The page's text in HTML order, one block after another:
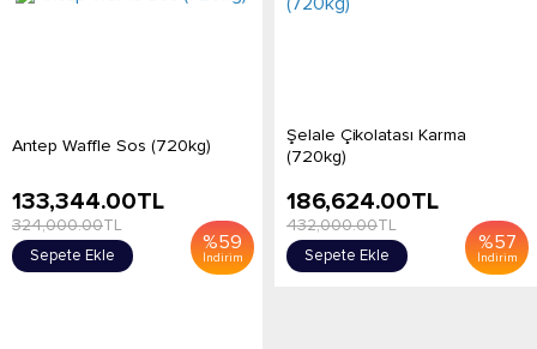
Antep Waffle Sos (720kg)
%59
İndirim
133,344.00TL
324,000.00TL
Sepete Ekle
Şelale Çikolatası Karma
(720kg)
%57
İndirim
186,624.00TL
432,000.00TL
Sepete Ekle